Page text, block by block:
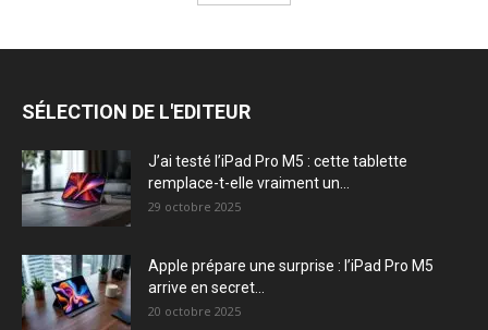
SÉLECTION DE L'EDITEUR
J’ai testé l’iPad Pro M5 : cette tablette
remplace-t-elle vraiment un...
29 octobre 2025
Apple prépare une surprise : l’iPad Pro M5
arrive en secret...
20 octobre 2025